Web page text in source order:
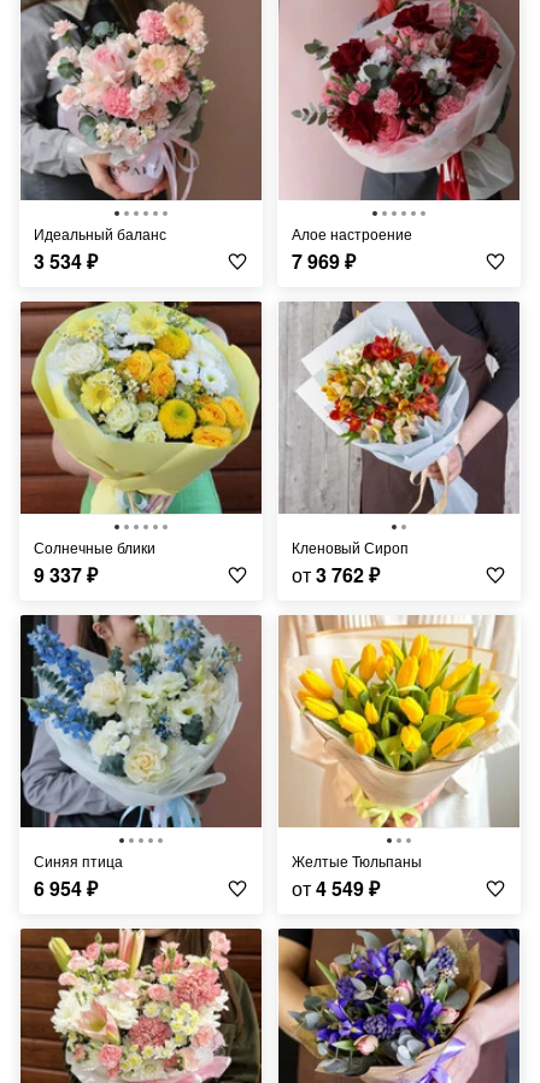
Идеальный баланс
3 534₽
Алое настроение
7 969₽
Солнечные блики
9 337₽
Кленовый Сироп
от3 762₽
Синяя птица
6 954₽
Желтые Тюльпаны
от4 549₽